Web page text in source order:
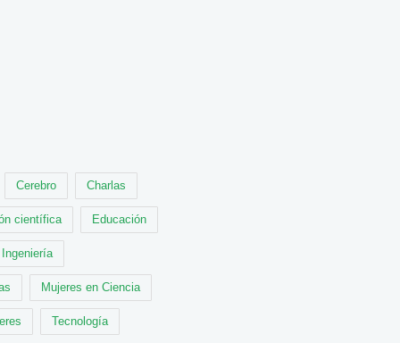
Cerebro Charlas
científica Educación
Ingeniería
Mujeres en Ciencia
Tecnología